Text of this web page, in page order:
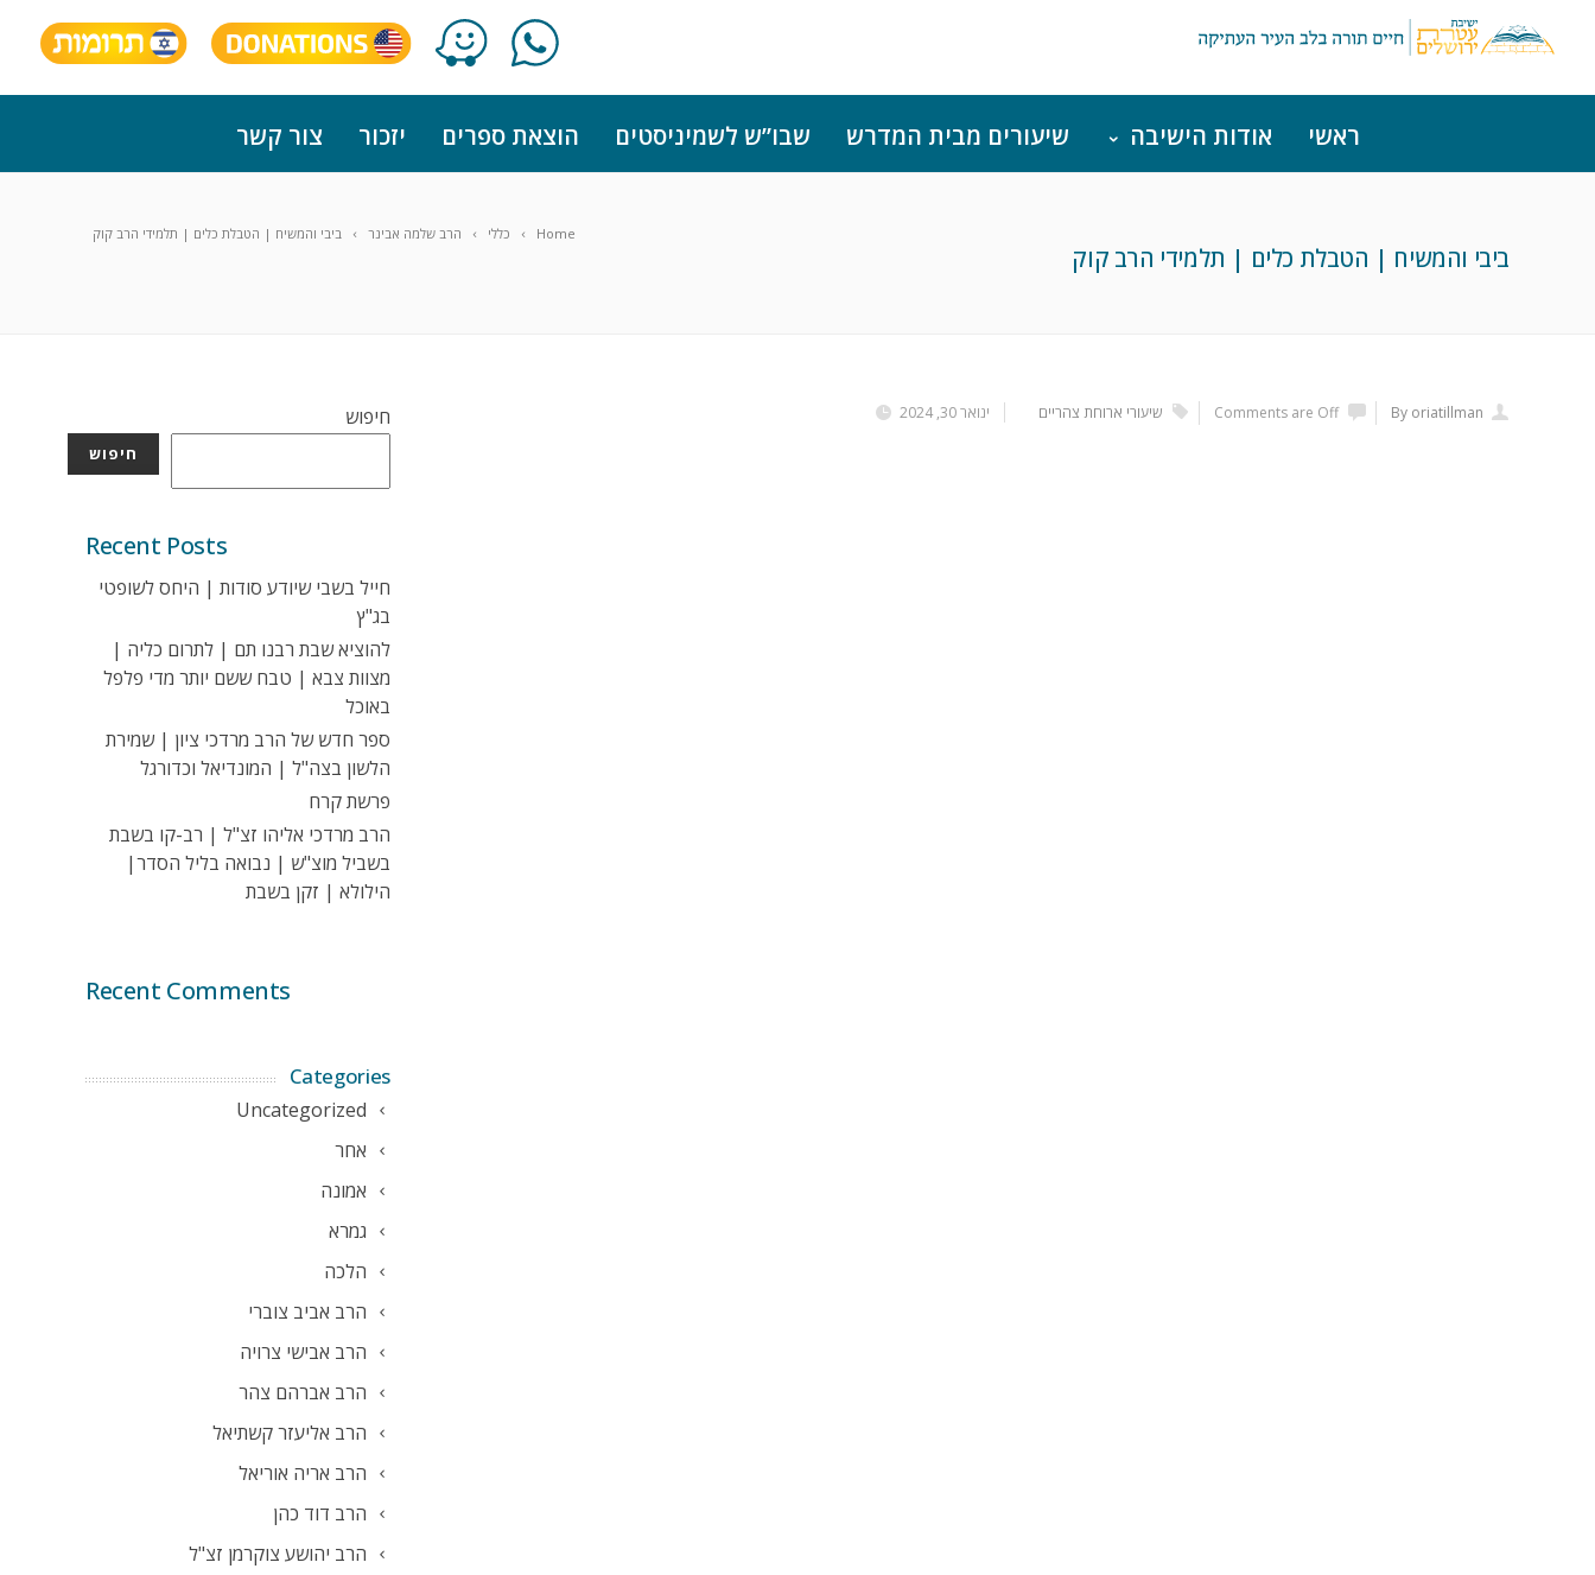
ראשי אודות הישיבה שיעורים מבית המדרש שבו”ש לשמיניסטים הוצאת ספרים יזכור צור קשר
Home כללי הרב שלמה אבינר ביבי והמשיח | הטבלת כלים | תלמידי הרב קוק
ביבי והמשיח | הטבלת כלים | תלמידי הרב קוק
ינואר 30, 2024 By oriatillman
Comments are Off שיעורי ארוחת צהריים חיפוש
חיפוש
Recent Posts
חייל בשבי שיודע סודות | היחס לשופטי
בג"ץ
להוציא שבת רבנו תם | לתרום כליה |
מצוות צבא | טבח ששם יותר מדי פלפל
באוכל
ספר חדש של הרב מרדכי ציון | שמירת
הלשון בצה"ל | המונדיאל וכדורגל
פרשת קרח
הרב מרדכי אליהו זצ"ל | רב-קו בשבת
בשביל מוצ"ש | נבואה בליל הסדר|
הילולא | זקן בשבת
Recent Comments
Categories
Uncategorized
אחר
אמונה
גמרא
הלכה
הרב אביב צוברי
הרב אבישי צרויה
הרב אברהם צהר
הרב אליעזר קשתיאל
הרב אריה אוריאל
הרב דוד כהן
הרב יהושע צוקרמן זצ"ל